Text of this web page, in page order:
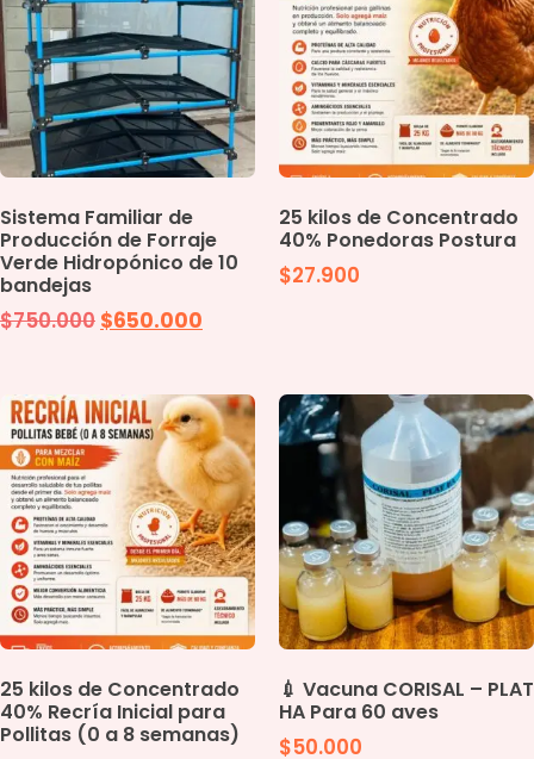
Sistema Familiar de
Producción de Forraje
Verde Hidropónico de 10
bandejas
$750.000 $650.000
25 kilos de Concentrado
40% Ponedoras Postura
$27.900
25 kilos de Concentrado
40% Recría Inicial para
Pollitas (0 a 8 semanas)
💉 Vacuna CORISAL – PLAT
HA Para 60 aves
$50.000